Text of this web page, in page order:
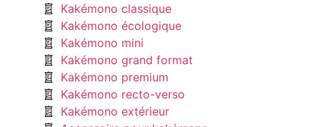
Kakémono classique
Kakémono écologique
Kakémono mini
Kakémono grand format
Kakémono premium
Kakémono recto-verso
Kakémono extérieur